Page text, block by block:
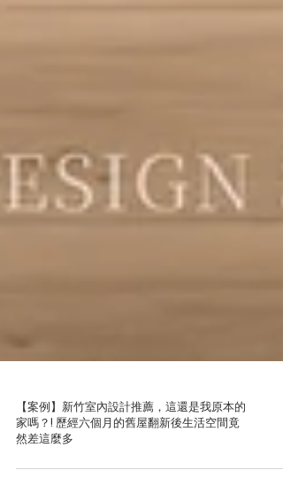
【案例】新竹室內設計推薦，這還是我原本的
然差這麼多